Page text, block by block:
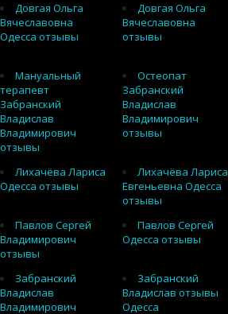
Довгая Ольга
Вячеславовна
Одесса отзывы
Довгая Ольга
Вячеславовна
отзывы
Мануальный
терапевт
Забранский
Владислав
Владимирович
отзывы
Остеопат
Забранский
Владислав
Владимирович
отзывы
Лихачёва Лариса
Одесса отзывы
Лихачёва Лариса
Евгеньевна Одесса
отзывы
Павлов Сергей
Владимирович
отзывы
Павлов Сергей
Одесса отзывы
Забранский
Владислав
Владимирович
Забранский
Владислав отзывы
Одесса